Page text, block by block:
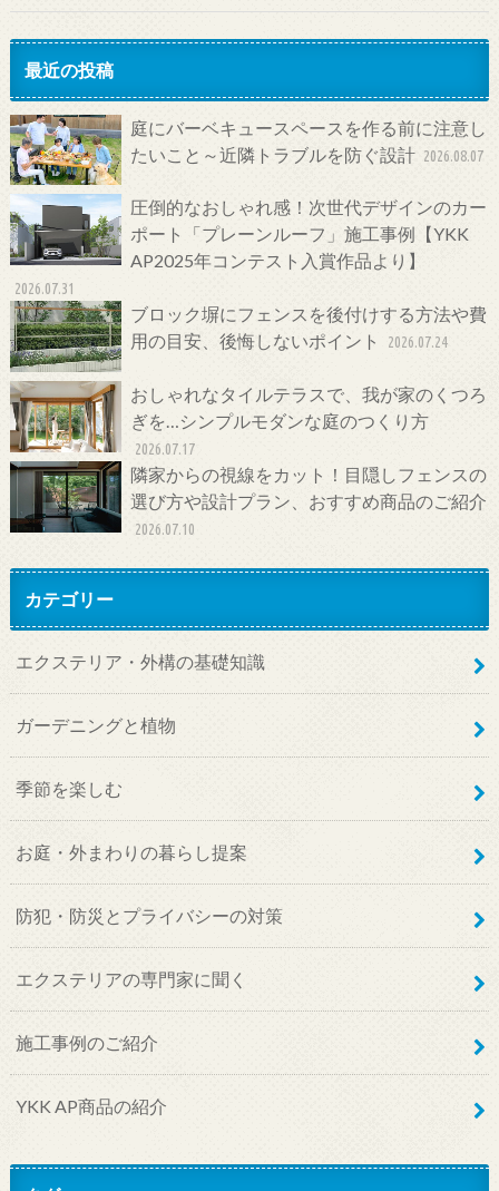
最近の投稿
庭にバーベキュースペースを作る前に注意し
たいこと～近隣トラブルを防ぐ設計 2026.08.07
圧倒的なおしゃれ感！次世代デザインのカー
ポート「プレーンルーフ」施工事例【YKK
AP2025年コンテスト入賞作品より】
2026.07.31
ブロック塀にフェンスを後付けする方法や費
用の目安、後悔しないポイント
2026.07.24
おしゃれなタイルテラスで、我が家のくつろ
ぎを…シンプルモダンな庭のつくり方
2026.07.17
隣家からの視線をカット！目隠しフェンスの
選び方や設計プラン、おすすめ商品のご紹介
2026.07.10
カテゴリー
エクステリア・外構の基礎知識
ガーデニングと植物
季節を楽しむ
お庭・外まわりの暮らし提案
防犯・防災とプライバシーの対策
エクステリアの専門家に聞く
施工事例のご紹介
YKK AP商品の紹介